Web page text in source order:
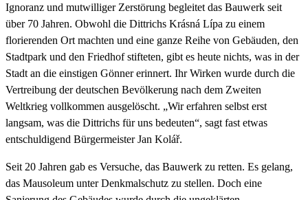
Ignoranz und mutwilliger Zerstörung begleitet das Bauwerk seit
über 70 Jahren. Obwohl die Dittrichs Krásná Lípa zu einem
florierenden Ort machten und eine ganze Reihe von Gebäuden, den
Stadtpark und den Friedhof stifteten, gibt es heute nichts, was in der
Stadt an die einstigen Gönner erinnert. Ihr Wirken wurde durch die
Vertreibung der deutschen Bevölkerung nach dem Zweiten
Weltkrieg vollkommen ausgelöscht. „Wir erfahren selbst erst
langsam, was die Dittrichs für uns bedeuten“, sagt fast etwas
entschuldigend Bürgermeister Jan Kolář.
Seit 20 Jahren gab es Versuche, das Bauwerk zu retten. Es gelang,
das Mausoleum unter Denkmalschutz zu stellen. Doch eine